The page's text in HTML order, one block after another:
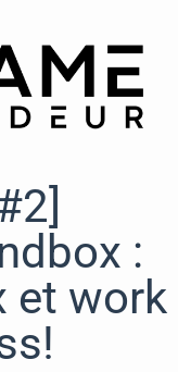
:
et work